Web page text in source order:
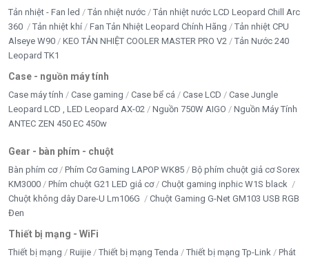
Tản nhiệt - Fan led Tản nhiệt nước
Tản nhiệt nước LCD Leopard Chill Arc
360
Tản nhiệt khí Fan Tản Nhiệt Leopard Chính Hãng
Tản nhiệt CPU
Alseye W90
KEO TẢN NHIỆT COOLER MASTER PRO V2
Tản Nước 240
Leopard TK1
Case - nguồn máy tính
Case máy tính Case gaming Case bể cá Case LCD
Case Jungle
Leopard LCD , LED Leopard AX-02
Nguồn 750W AIGO
Nguồn Máy Tính
ANTEC ZEN 450 EC 450w
Gear - bàn phím - chuột
Bàn phím cơ Phím Cơ Gaming LAPOP WK85
Bộ phím chuột giả cơ Sorex
KM3000
Phím chuột G21 LED giả cơ
Chuột gaming inphic W1S black
Chuột không dây Dare-U Lm106G
Chuột Gaming G-Net GM103 USB RGB
Đen
Thiết bị mạng - WiFi
Thiết bị mạng Ruijie Thiết bị mạng Tenda Thiết bị mạng Tp-Link
Phát